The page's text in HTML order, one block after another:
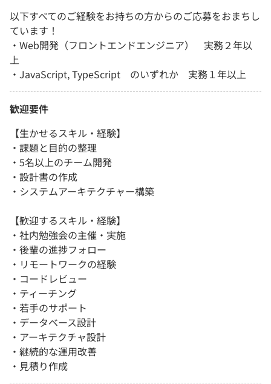
以下すべてのご経験をお持ちの方からのご応募をおまちし
ています！
・Web開発（フロントエンドエンジニア） 実務２年以
上
・JavaScript, TypeScript のいずれか 実務１年以上
歓迎要件
【生かせるスキル・経験】
・課題と目的の整理
・5名以上のチーム開発
・設計書の作成
・システムアーキテクチャー構築
【歓迎するスキル・経験】
・社内勉強会の主催・実施
・後輩の進捗フォロー
・リモートワークの経験
・コードレビュー
・ティーチング
・若手のサポート
・データベース設計
・アーキテクチャ設計
・継続的な運⽤改善
・見積り作成